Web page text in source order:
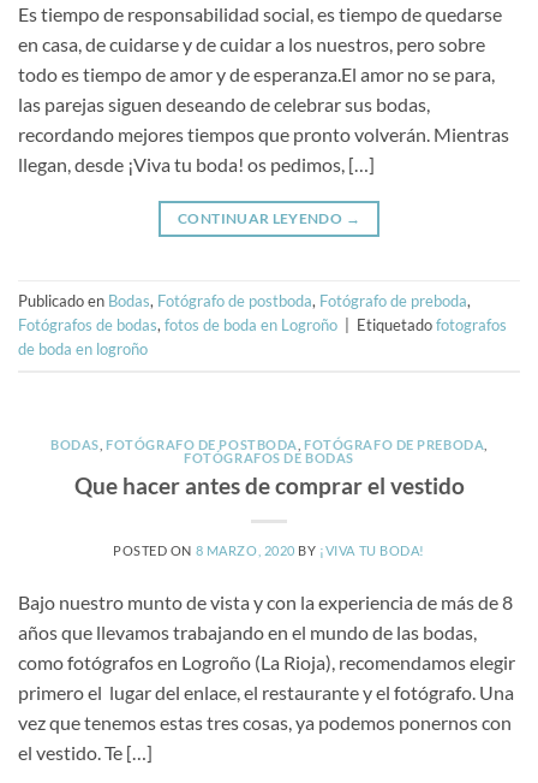
Es tiempo de responsabilidad social, es tiempo de quedarse
en casa, de cuidarse y de cuidar a los nuestros, pero sobre
todo es tiempo de amor y de esperanza.El amor no se para,
las parejas siguen deseando de celebrar sus bodas,
recordando mejores tiempos que pronto volverán. Mientras
llegan, desde ¡Viva tu boda! os pedimos, […]
CONTINUAR LEYENDO →
Publicado en Bodas, Fotógrafo de postboda, Fotógrafo de preboda,
Fotógrafos de bodas,fotos de boda en Logroño Etiquetadofotografos
de boda en logroño
BODAS ,FOTÓGRAFO DE POSTBODA ,FOTÓGRAFO DE PREBODA
FOTÓGRAFOS DE BODAS
Que hacer antes de comprar el vestido
POSTED ON 8 MARZO, 2020 BY ¡VIVA TU BODA!
Bajo nuestro munto de vista y con la experiencia de más de 8
años que llevamos trabajando en el mundo de las bodas,
como fotógrafos en Logroño (La Rioja), recomendamos elegir
primero el lugar del enlace, el restaurante y el fotógrafo. Una
vez que tenemos estas tres cosas, ya podemos ponernos con
el vestido. Te […]